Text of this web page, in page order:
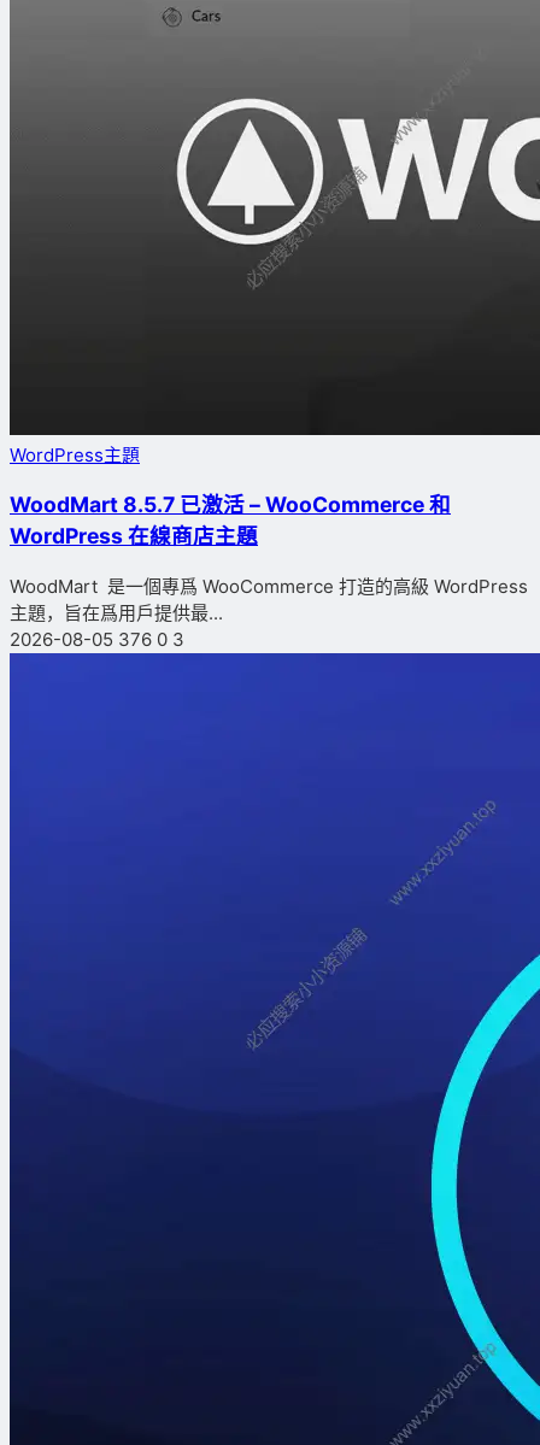
WordPress主題
WoodMart 8.5.7 已激活 – WooCommerce 和
WordPress 在線商店主題
WoodMart 是一個專爲 WooCommerce 打造的高級 WordPress
主題，旨在爲用戶提供最...
2026-08-05 376 0 3